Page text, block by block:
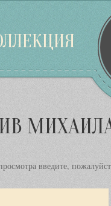
введите,